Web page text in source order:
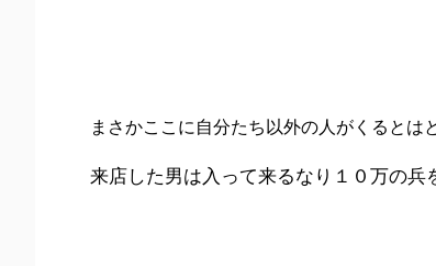
まさかここに自分たち以外の人がくるとは
来店した男は入って来るなり１０万の兵